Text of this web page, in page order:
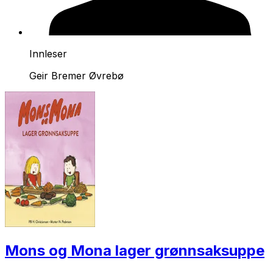
Innleser
Geir Bremer Øvrebø
Mons og Mona lager grønnsaksuppe